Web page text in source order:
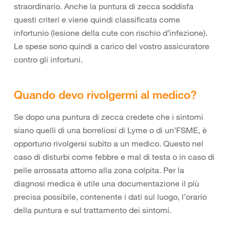
straordinario. Anche la puntura di zecca soddisfa
questi criteri e viene quindi classificata come
infortunio (lesione della cute con rischio d’infezione).
Le spese sono quindi a carico del vostro assicuratore
contro gli infortuni.
Quando devo rivolgermi al medico?
Se dopo una puntura di zecca credete che i sintomi
siano quelli di una borreliosi di Lyme o di un’FSME, è
opportuno rivolgersi subito a un medico. Questo nel
caso di disturbi come febbre e mal di testa o in caso di
pelle arrossata attorno alla zona colpita. Per la
diagnosi medica è utile una documentazione il più
precisa possibile, contenente i dati sul luogo, l’orario
della puntura e sul trattamento dei sintomi.